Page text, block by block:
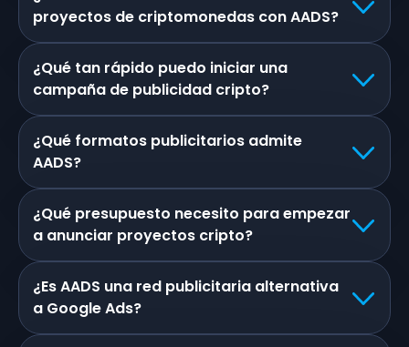
proyectos de criptomonedas con AADS?
¿Qué tan rápido puedo iniciar una
campaña de publicidad cripto?
¿Qué formatos publicitarios admite
AADS?
¿Qué presupuesto necesito para empezar
a anunciar proyectos cripto?
¿Es AADS una red publicitaria alternativa
a Google Ads?